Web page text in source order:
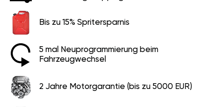
Bis zu 15% Spritersparnis
5 mal Neuprogrammierung beim
Fahrzeugwechsel
2 Jahre Motorgarantie (bis zu 5000 EUR)